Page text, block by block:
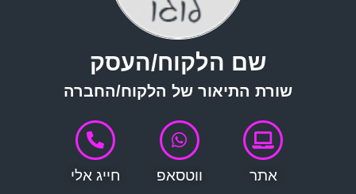
שם הלקוח/העסק
שורת התיאור של הלקוח/החברה
אתר ווטסאפ חייג אלי